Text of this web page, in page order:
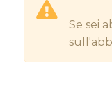
Se sei